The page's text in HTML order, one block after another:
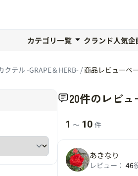
カテゴリ一覧 クランド人気企
テル -GRAPE＆HERB- 商品レビューペ
20件のレビュ
1 〜 10 件
あきなり
レビュー： 46